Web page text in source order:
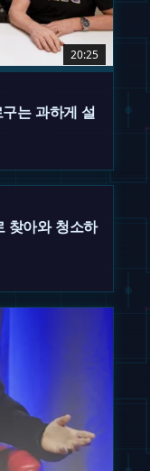
20:25
는 과하게 설
찾아와 청소하